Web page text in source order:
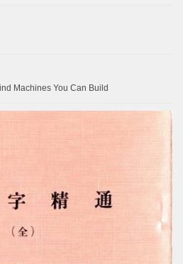
Machines You Can Build